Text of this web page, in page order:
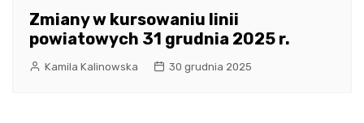
Zmiany w kursowaniu linii
powiatowych 31 grudnia 2025 r.
Kamila Kalinowska 30 grudnia 2025